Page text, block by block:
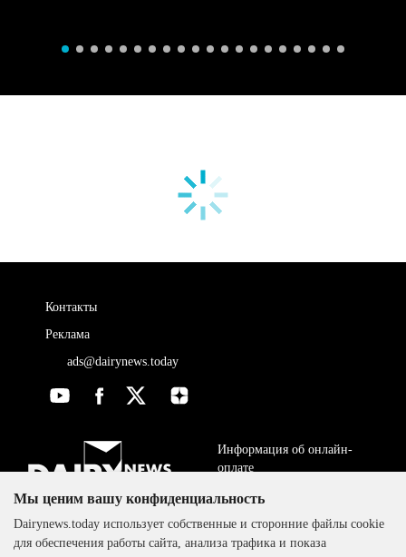
Контакты
Реклама
ads@dairynews.today
The DairyNews, все права
защищены, 2000-2024
Информация об онлайн-
оплате
ДОГОВОР-ОФЕРТА
Политика
конфиденциальности
Мы ценим вашу конфиденциальность
Dairynews.today использует собственные и сторонние файлы cookie
для обеспечения работы сайта, анализа трафика и показа